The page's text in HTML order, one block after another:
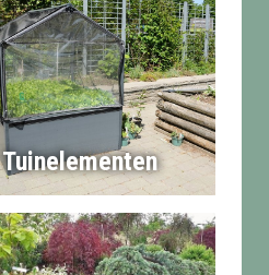
Tuinelementen